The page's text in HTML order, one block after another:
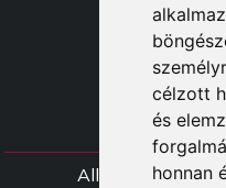
célzott
és
honnan
All rights